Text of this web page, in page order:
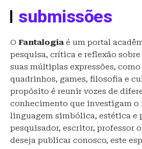
submissões
O Fantalogia é um portal
pesquisa, crítica e reflexão
suas múltiplas expressões,
quadrinhos, games, filosofia e
propósito é reunir vozes de
conhecimento que investigam
linguagem simbólica, estética e
pesquisador, escritor, professor
deseja publicar conosco, este